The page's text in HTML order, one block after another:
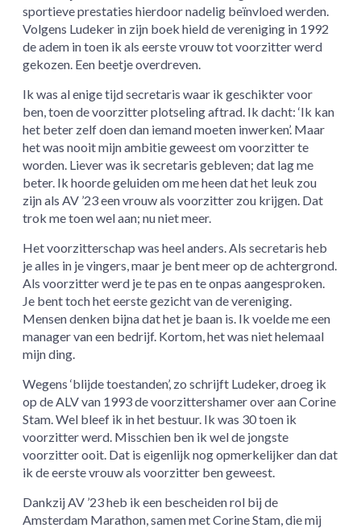
sportieve prestaties hierdoor nadelig beïnvloed werden.
Volgens Ludeker in zijn boek hield de vereniging in 1992
de adem in toen ik als eerste vrouw tot voorzitter werd
gekozen. Een beetje overdreven.
Ik was al enige tijd secretaris waar ik geschikter voor
ben, toen de voorzitter plotseling aftrad. Ik dacht: ‘Ik kan
het beter zelf doen dan iemand moeten inwerken’. Maar
het was nooit mijn ambitie geweest om voorzitter te
worden. Liever was ik secretaris gebleven; dat lag me
beter. Ik hoorde geluiden om me heen dat het leuk zou
zijn als AV ’23 een vrouw als voorzitter zou krijgen. Dat
trok me toen wel aan; nu niet meer.
Het voorzitterschap was heel anders. Als secretaris heb
je alles in je vingers, maar je bent meer op de achtergrond.
Als voorzitter werd je te pas en te onpas aangesproken.
Je bent toch het eerste gezicht van de vereniging.
Mensen denken bijna dat het je baan is. Ik voelde me een
manager van een bedrijf. Kortom, het was niet helemaal
mijn ding.
Wegens ‘blijde toestanden’, zo schrijft Ludeker, droeg ik
op de ALV van 1993 de voorzittershamer over aan Corine
Stam. Wel bleef ik in het bestuur. Ik was 30 toen ik
voorzitter werd. Misschien ben ik wel de jongste
voorzitter ooit. Dat is eigenlijk nog opmerkelijker dan dat
ik de eerste vrouw als voorzitter ben geweest.
Dankzij AV ’23 heb ik een bescheiden rol bij de
Amsterdam Marathon, samen met Corine Stam, die mij